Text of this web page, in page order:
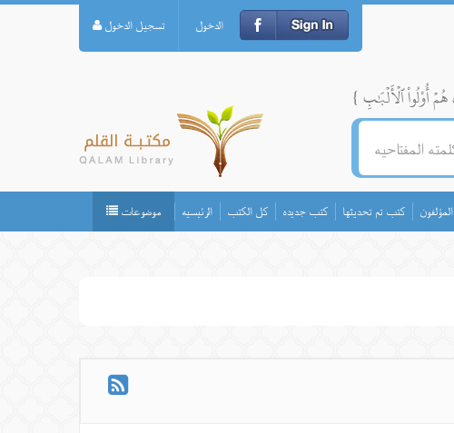
تسجيل الدخول الدخول
موضوعات الرئيسيه كل الكتب كتب جديده كتب تم تحديثها المؤلفون